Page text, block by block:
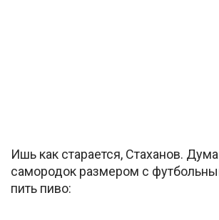
Ишь как старается, Стаханов.
самородок размером с
пить пиво: